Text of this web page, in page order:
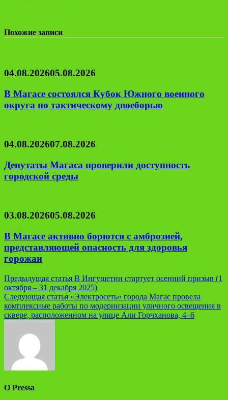
Похожие записи
04.08.202605.08.2026
В Магасе состоялся Кубок Южного военного
округа по тактическому двоеборью
04.08.202607.08.2026
Депутаты Магаса проверили доступность
городской среды
03.08.202605.08.2026
В Магасе активно борются с амброзией,
представляющей опасность для здоровья
горожан
Навигация
по
записям
Предыдущая статья В Ингушетии стартует осенний призыв (1
октября – 31 декабря 2025)
Следующая статья «Электросеть» города Магас провела
комплексные работы по модернизации уличного освещения в
сквере, расположенном на улице Али Горчханова, 4–6
О Pressa